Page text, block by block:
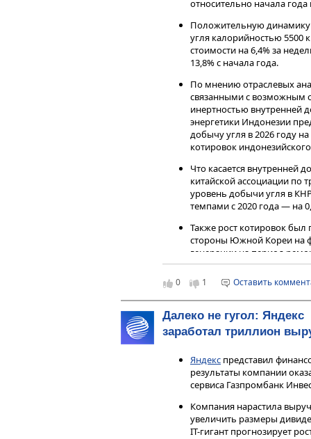
компании по итогам года
На конец 2025 года
составил 13,7%. Аналитики
по итогам 2025 года банк
дивиденда за 2025 год
доходность — 11,9%).
На фоне ожидаемого снижения
финансовых показателей и
Газпромбанк Инвестиции
Сбербанка,
Чтобы инвестировать в акции
сервисеГазпромбанк Инвестиции
Читайте последние новости и
Дисклеймер
Данный справочный и
исключительно в
мнения, сформированного в
являются и не могут
получения дохода от
инструменты. Не является
индивидуальной
относительно начала
Положительную
угля калорийностью 5500
стоимости на 6,4% за
13,8% с начала года.
По мнению отраслевых
связанными с возможным
инертностью внутренней
энергетики Индонезии
добычу угля в 2026 году
котировок
Что касается внутренней
китайской ассоциации по
уровень добычи угля в
темпами с 2020 года — на
Также рост котировок
стороны Южной Кореи на
генерации на период
Наши комментарии
По мнению отраслевых
скорректироваться после
также по мере снижения спроса
Аналитики сервиса
угольная отрасль продолжает
месяцев 2025 года
компаний составил 334,9 млрд
убыток аналогичного периода
российских угольщиков
том числе снижение добычи,
расходов и высокие процентные
0 1 Оставить
Далеко не гугол: Яндекс
заработал триллион
Яндекс представил
результаты компании
сервиса Газпромбанк
Компания нарастила
увеличить размеры
IT-гигант прогнозирует